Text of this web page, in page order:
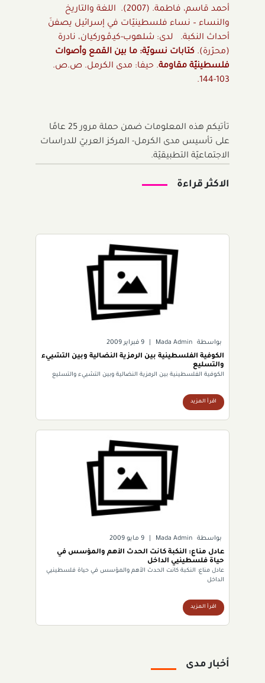
أحمد قاسم، فاطمة. (2007). اللغة والتاريخ
والنساء – نساء فلسطينيّات في إسرائيل يصفنَ
أحداث النكبة. لدى: شلهوب-كيـﭬـوركيان، نادرة
(محرّرة). كتابات نسويّة: ما بين القمع وأصوات
فلسطينيّة مقاومة. حيفا: مدى الكرمل. ص.ص.
103-144.
تأتيكم هذه المعلومات ضمن حملة مرور 25 عامًا
على تأسيس مدى الكرمل- المركز العربيّ للدراسات
الاجتماعيّة التطبيقيّة.
الاكثر قراءة
بواسطة Mada Admin 9 فبراير 2009
الكوفية الفلسطينية بين الرمزية النضالية وبين التشييء
والتسليع
الكوفية الفلسطينية بين الرمزية النضالية وبين التشييء والتسليع
اقرأ المزيد
بواسطة Mada Admin 9 مايو 2009
عادل مناع: النكبة كانت الحدث الأهم والمؤسس في
حياة فلسطينيي الداخل
عادل مناع: النكبة كانت الحدث الأهم والمؤسس في حياة فلسطينيي
الداخل
اقرأ المزيد
أخبار مدى